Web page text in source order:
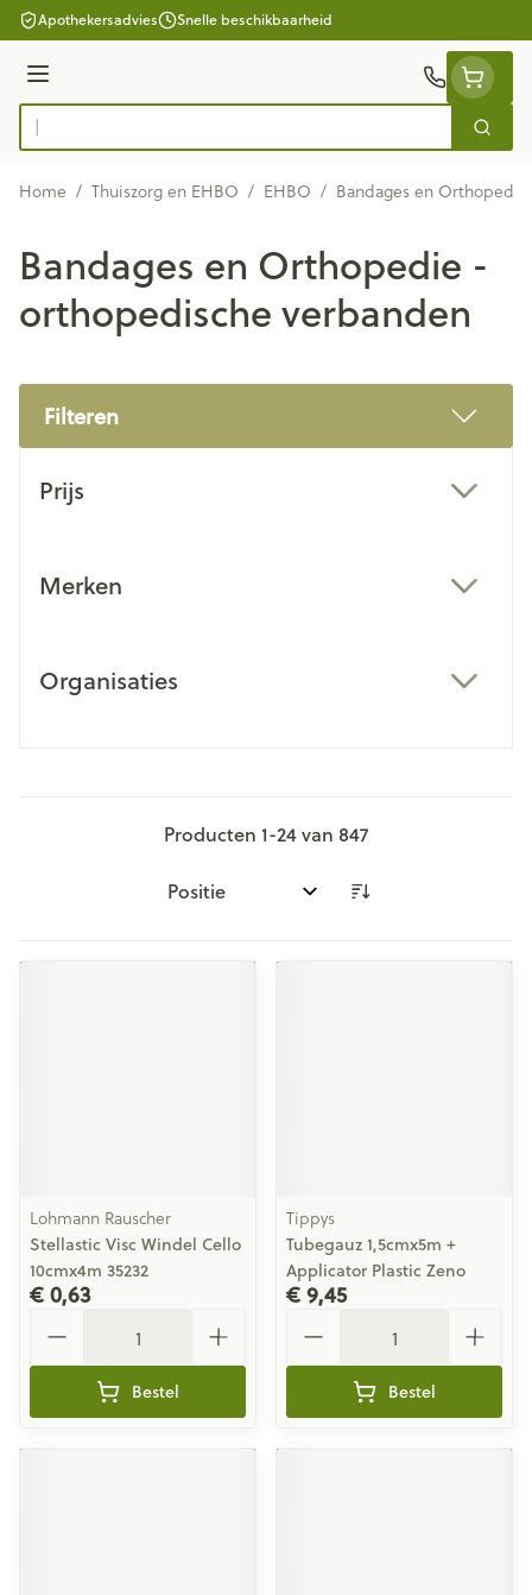
Ga naar de inhoud
Apothekersadvies Snelle beschikbaarheid
Menu
Product, merk, categorie...
Zoek
Home / Thuiszorg en EHBO / EHBO / Bandages en
Bandages en Orthopedie -
orthopedische verbanden
Filteren
Prijs
Merken
Organisaties
Producten 1-24van 847
Sorteer op:
Lohmann Rauscher
Stellastic Visc Windel Cello
10cmx4m 35232
€ 0,63
Bestel
Tippys
Tubegauz 1,5cmx5m +
Applicator Plastic Zeno
€ 9,45
Bestel